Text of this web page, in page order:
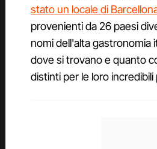
stato un locale di
provenienti da 26 paesi
nomi dell'alta gastronomia
dove si trovano e quanto
distinti per le loro